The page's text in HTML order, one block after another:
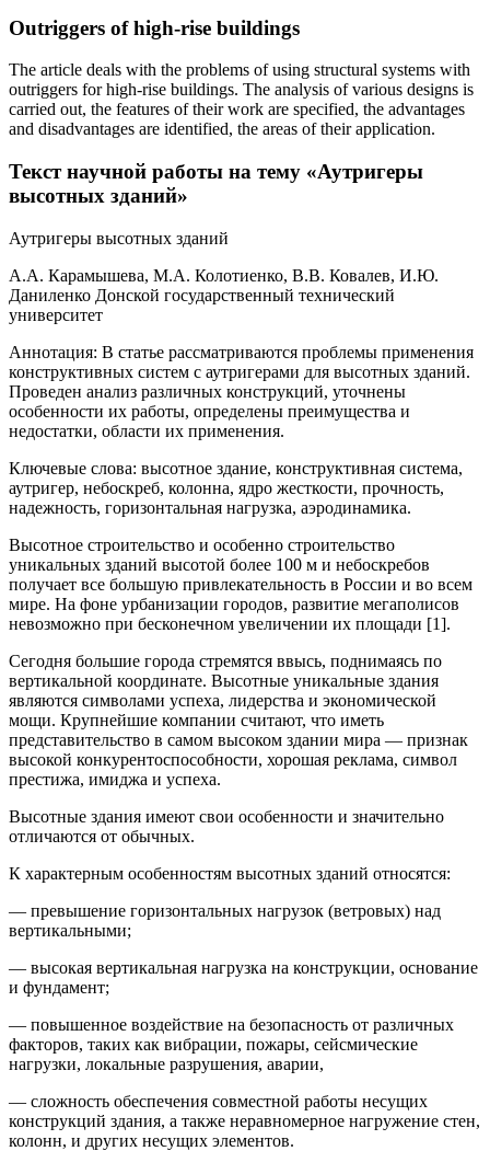
Outriggers of high-rise buildings
The article deals with the problems of using structural systems with
outriggers for high-rise buildings. The analysis of various designs is
carried out, the features of their work are specified, the advantages
and disadvantages are identified, the areas of their application.
Текст научной работы на тему «Аутригеры
высотных зданий»
Аутригеры высотных зданий
А.А. Карамышева, М.А. Колотиенко, В.В. Ковалев, И.Ю.
Даниленко Донской государственный технический
университет
Аннотация: В статье рассматриваются проблемы применения
конструктивных систем с аутригерами для высотных зданий.
Проведен анализ различных конструкций, уточнены
особенности их работы, определены преимущества и
недостатки, области их применения.
Ключевые слова: высотное здание, конструктивная система,
аутригер, небоскреб, колонна, ядро жесткости, прочность,
надежность, горизонтальная нагрузка, аэродинамика.
Высотное строительство и особенно строительство
уникальных зданий высотой более 100 м и небоскребов
получает все большую привлекательность в России и во всем
мире. На фоне урбанизации городов, развитие мегаполисов
невозможно при бесконечном увеличении их площади [1].
Сегодня большие города стремятся ввысь, поднимаясь по
вертикальной координате. Высотные уникальные здания
являются символами успеха, лидерства и экономической
мощи. Крупнейшие компании считают, что иметь
представительство в самом высоком здании мира — признак
высокой конкурентоспособности, хорошая реклама, символ
престижа, имиджа и успеха.
Высотные здания имеют свои особенности и значительно
отличаются от обычных.
К характерным особенностям высотных зданий относятся:
— превышение горизонтальных нагрузок (ветровых) над
вертикальными;
— высокая вертикальная нагрузка на конструкции, основание
и фундамент;
— повышенное воздействие на безопасность от различных
факторов, таких как вибрации, пожары, сейсмические
нагрузки, локальные разрушения, аварии,
— сложность обеспечения совместной работы несущих
конструкций здания, а также неравномерное нагружение стен,
колонн, и других несущих элементов.